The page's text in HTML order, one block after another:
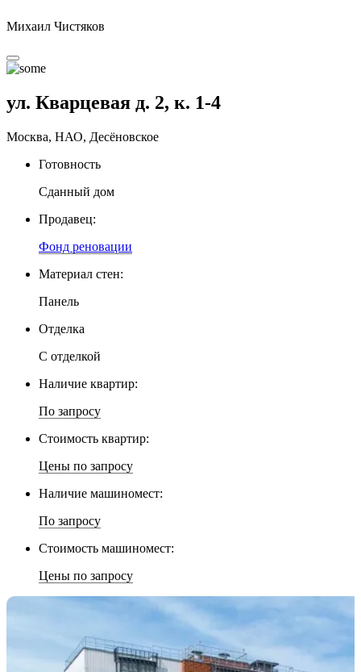
Михаил Чистяков
ул. Кварцевая д. 2, к. 1-4
Москва, НАО, Десёновское
Готовность
Сданный дом
Продавец:
Фонд реновации
Материал стен:
Панель
Отделка
С отделкой
Наличие квартир:
По запросу
Стоимость квартир:
Цены по запросу
Наличие машиномест:
По запросу
Стоимость машиномест:
Цены по запросу